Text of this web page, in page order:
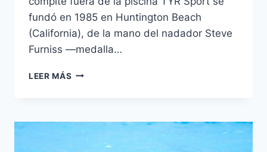
fundó en 1985 en Huntington Beach
(California), de la mano del nadador Steve
Furniss —medalla…
LEER MÁS VALORAMOS
ENTRENAMIENTO